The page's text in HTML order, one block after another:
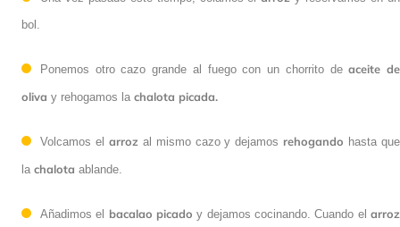
bol.
Ponemos otro cazo grande al fuego con un chorrito deaceite de
oliva y rehogamos la chalota picada.
Volcamos el arroz al mismo cazo y dejamos rehogando hasta que
la chalota ablande.
Añadimos el bacalao picado y dejamos cocinando. Cuando elarroz